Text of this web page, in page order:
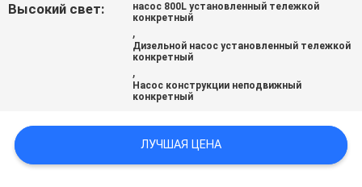
САЙТА
Высокий свет:
насос 800L установленный тележкой
конкретный
,
Дизельной насос установленный тележкой
конкретный
,
Насос конструкции неподвижный
конкретный
ЛУЧШАЯ ЦЕНА